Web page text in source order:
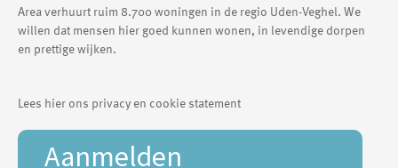
Area verhuurt ruim 8.700 woningen in de regio Uden-Veghel. We
willen dat mensen hier goed kunnen wonen, in levendige dorpen
en prettige wijken.
Lees hier ons privacy en cookie statement
Aanmelden